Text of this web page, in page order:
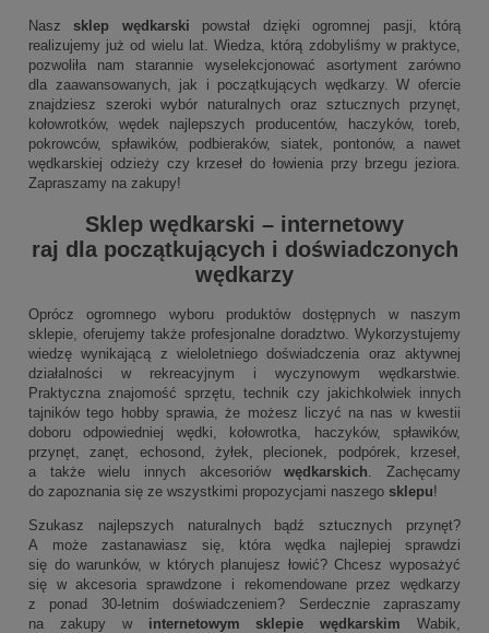
Naszsklep wędkarski powstał dzięki ogromnej pasji, którą
realizujemy już od wielu lat. Wiedza, którą zdobyliśmy w praktyce,
pozwoliła nam starannie wyselekcjonować asortyment zarówno
dla zaawansowanych, jak i początkujących wędkarzy. W ofercie
znajdziesz szeroki wybór naturalnych oraz sztucznych przynęt,
kołowrotków, wędek najlepszych producentów, haczyków, toreb,
pokrowców, spławików, podbieraków, siatek, pontonów, a nawet
wędkarskiej odzieży czy krzeseł do łowienia przy brzegu jeziora.
Zapraszamy na zakupy!
Sklep wędkarski – internetowy
raj dla początkujących i doświadczonych
wędkarzy
Oprócz ogromnego wyboru produktów dostępnych w naszym
sklepie, oferujemy także profesjonalne doradztwo. Wykorzystujemy
wiedzę wynikającą z wieloletniego doświadczenia oraz aktywnej
działalności w rekreacyjnym i wyczynowym wędkarstwie.
Praktyczna znajomość sprzętu, technik czy jakichkolwiek innych
tajników tego hobby sprawia, że możesz liczyć na nas w kwestii
doboru odpowiedniej wędki, kołowrotka, haczyków, spławików,
przynęt, zanęt, echosond, żyłek, plecionek, podpórek, krzeseł,
a także wielu innych akcesoriówwędkarskich . Zachęcamy
do zapoznania się ze wszystkimi propozycjami naszego sklepu!
Szukasz najlepszych naturalnych bądź sztucznych przynęt?
A może zastanawiasz się, która wędka najlepiej sprawdzi
się do warunków, w których planujesz łowić? Chcesz wyposażyć
się w akcesoria sprawdzone i rekomendowane przez wędkarzy
z ponad 30-letnim doświadczeniem? Serdecznie zapraszamy
na zakupy w internetowym sklepie wędkarskim Wabik,